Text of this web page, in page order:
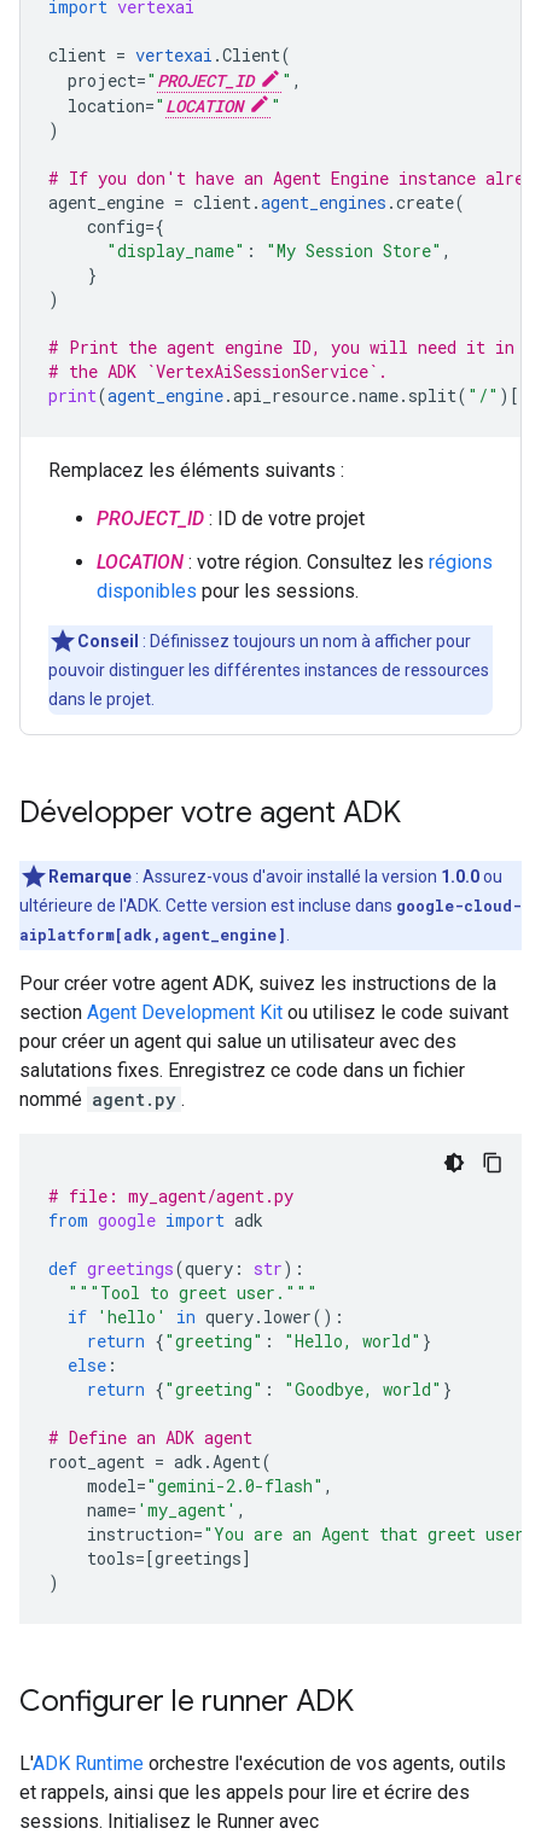
import vertexai
client = vertexai .Client(
project=" PROJECT_ID " ,
location=" LOCATION
"
)
# If you don't have an Agent Engine instance
agent_engine = client.agent_engines .create(
config={
"display_name" : "My Session Store" ,
}
)
# Print the agent engine ID, you will need it in
# the ADK `VertexAiSessionService`.
print(agent_engine.api_resource.name. split( "/" )[
Remplacez les éléments suivants :
PROJECT_ID : ID de votre projet
LOCATION : votre région. Consultez les régions
disponibles pour les sessions.
Conseil : Définissez toujours un nom à afficher pour
pouvoir distinguer les différentes instances de ressources
dans le projet.
Développer votre agent ADK
Remarque : Assurez-vous d'avoir installé la version 1.0.0ou
ultérieure de l'ADK. Cette version est incluse dans google-cloud-
aiplatform[adk,agent_engine]
Pour créer votre agent ADK, suivez les instructions de la
section Agent Development Kit ou utilisez le code suivant
pour créer un agent qui salue un utilisateur avec des
salutations fixes. Enregistrez ce code dans un fichier
nommé agent.py .
# file: my_agent/agent.py
from google import adk
def greetings(query : str):
"""Tool to greet user."""
if 'hello' in query. lower():
return {"greeting" : "Hello, world" }
else :
return {"greeting" : "Goodbye, world" }
# Define an ADK agent
root_agent = adk .Agent(
model="gemini-2.0-flash" ,
name= 'my_agent' ,
instruction="You are an Agent that greet
tools=[greetings]
)
Configurer le runner ADK
L'ADK Runtime orchestre l'exécution de vos agents, outils
et rappels, ainsi que les appels pour lire et écrire des
sessions. Initialisez le Runner avec